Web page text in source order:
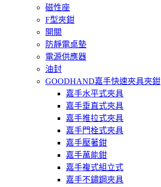
磁性座
F型夾鉗
開關
防靜電桌墊
電源供應器
油封
GOODHAND嘉手快速夾具夾鉗
嘉手水平式夾具
嘉手垂直式夾具
嘉手推拉式夾具
嘉手門栓式夾具
嘉手壓著鉗
嘉手萬能鉗
嘉手複式組立式
嘉手不鏽鋼夾具